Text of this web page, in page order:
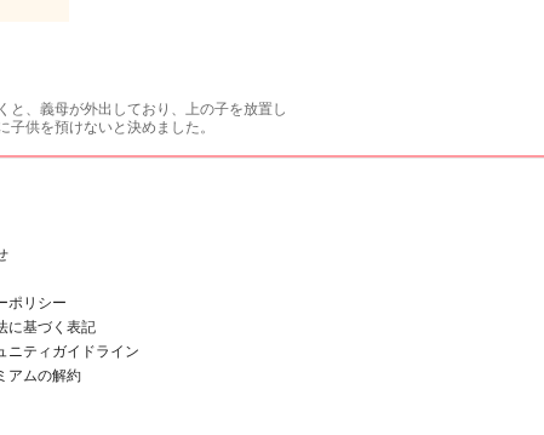
、義母が外出しており、上の子を放置し
供を預けないと決めました。
ポリシー
に基づく表記
ニティガイドライン
アムの解約